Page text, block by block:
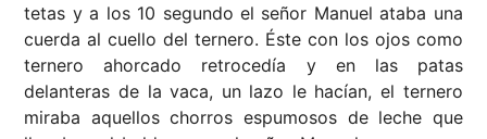
tetas y a los 10 segundo el señor Manuel ataba una
cuerda al cuello del ternero. Éste con los ojos como
ternero ahorcado retrocedía y en las patas
delanteras de la vaca, un lazo le hacían, el ternero
miraba aquellos chorros espumosos de leche que